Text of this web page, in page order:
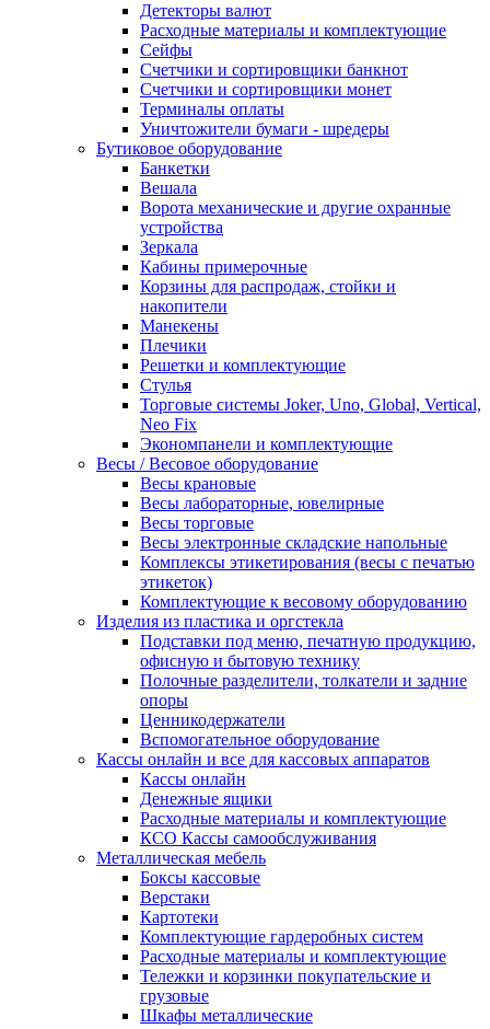
Детекторы валют
Расходные материалы и комплектующие
Сейфы
Счетчики и сортировщики банкнот
Счетчики и сортировщики монет
Терминалы оплаты
Уничтожители бумаги - шредеры
Бутиковое оборудование
Банкетки
Вешала
Ворота механические и другие охранные
устройства
Зеркала
Кабины примерочные
Корзины для распродаж, стойки и
накопители
Манекены
Плечики
Решетки и комплектующие
Стулья
Торговые системы Joker, Uno, Global, Vertical,
Neo Fix
Экономпанели и комплектующие
Весы / Весовое оборудование
Весы крановые
Весы лабораторные, ювелирные
Весы торговые
Весы электронные складские напольные
Комплексы этикетирования (весы с печатью
этикеток)
Комплектующие к весовому оборудованию
Изделия из пластика и оргстекла
Подставки под меню, печатную продукцию,
офисную и бытовую технику
Полочные разделители, толкатели и задние
опоры
Ценникодержатели
Вспомогательное оборудование
Кассы онлайн и все для кассовых аппаратов
Кассы онлайн
Денежные ящики
Расходные материалы и комплектующие
КСО Кассы самообслуживания
Металлическая мебель
Боксы кассовые
Верстаки
Картотеки
Комплектующие гардеробных систем
Расходные материалы и комплектующие
Тележки и корзинки покупательские и
грузовые
Шкафы металлические